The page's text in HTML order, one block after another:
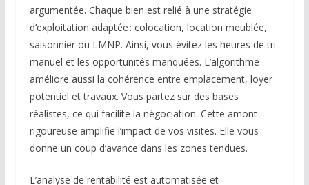
argumentée. Chaque bien est relié à une stratégie
d’exploitation adaptée : colocation, location meublée,
saisonnier ou LMNP. Ainsi, vous évitez les heures de tri
manuel et les opportunités manquées. L’algorithme
améliore aussi la cohérence entre emplacement, loyer
potentiel et travaux. Vous partez sur des bases
réalistes, ce qui facilite la négociation. Cette amont
rigoureuse amplifie l’impact de vos visites. Elle vous
donne un coup d’avance dans les zones tendues.
L’analyse de rentabilité est automatisée et